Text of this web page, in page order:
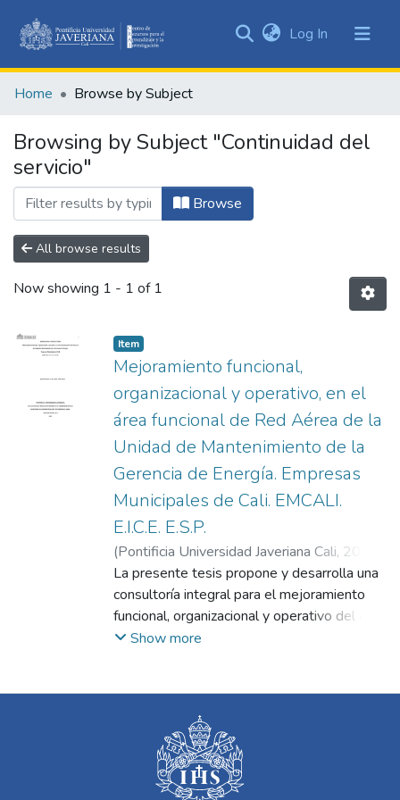
&
All of DSpace
Log In (current)
Home Browse by Subject
Browsing by Subject "Continuidad del
servicio"
Browse
All browse results
Now showing 1 - 1 of 1
Item
Mejoramiento funcional,
organizacional y operativo, en el
área funcional de Red Aérea de la
Unidad de Mantenimiento de la
Gerencia de Energía. Empresas
Municipales de Cali. EMCALI.
E.I.C.E. E.S.P.
(Pontificia Universidad Javeriana Cali, 2025
Guevara Sánchez, José Henry;Torres
Valencia, Janneth Lorena
La presente tesis propone y desarrolla una
consultoría integral para el mejoramiento
funcional, organizacional y operativo del área
de Red Aérea de la Unidad de
técnicos, limitaciones operativas), identifica
brechas regulatorias y de gestión, y plantea
un modelo de reingeniería que incluye nuevo
organigrama, reconfiguración de grupos
Show more